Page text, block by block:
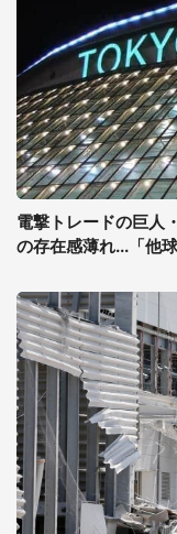
電撃トレードの巨人
の存在感薄れ...「他